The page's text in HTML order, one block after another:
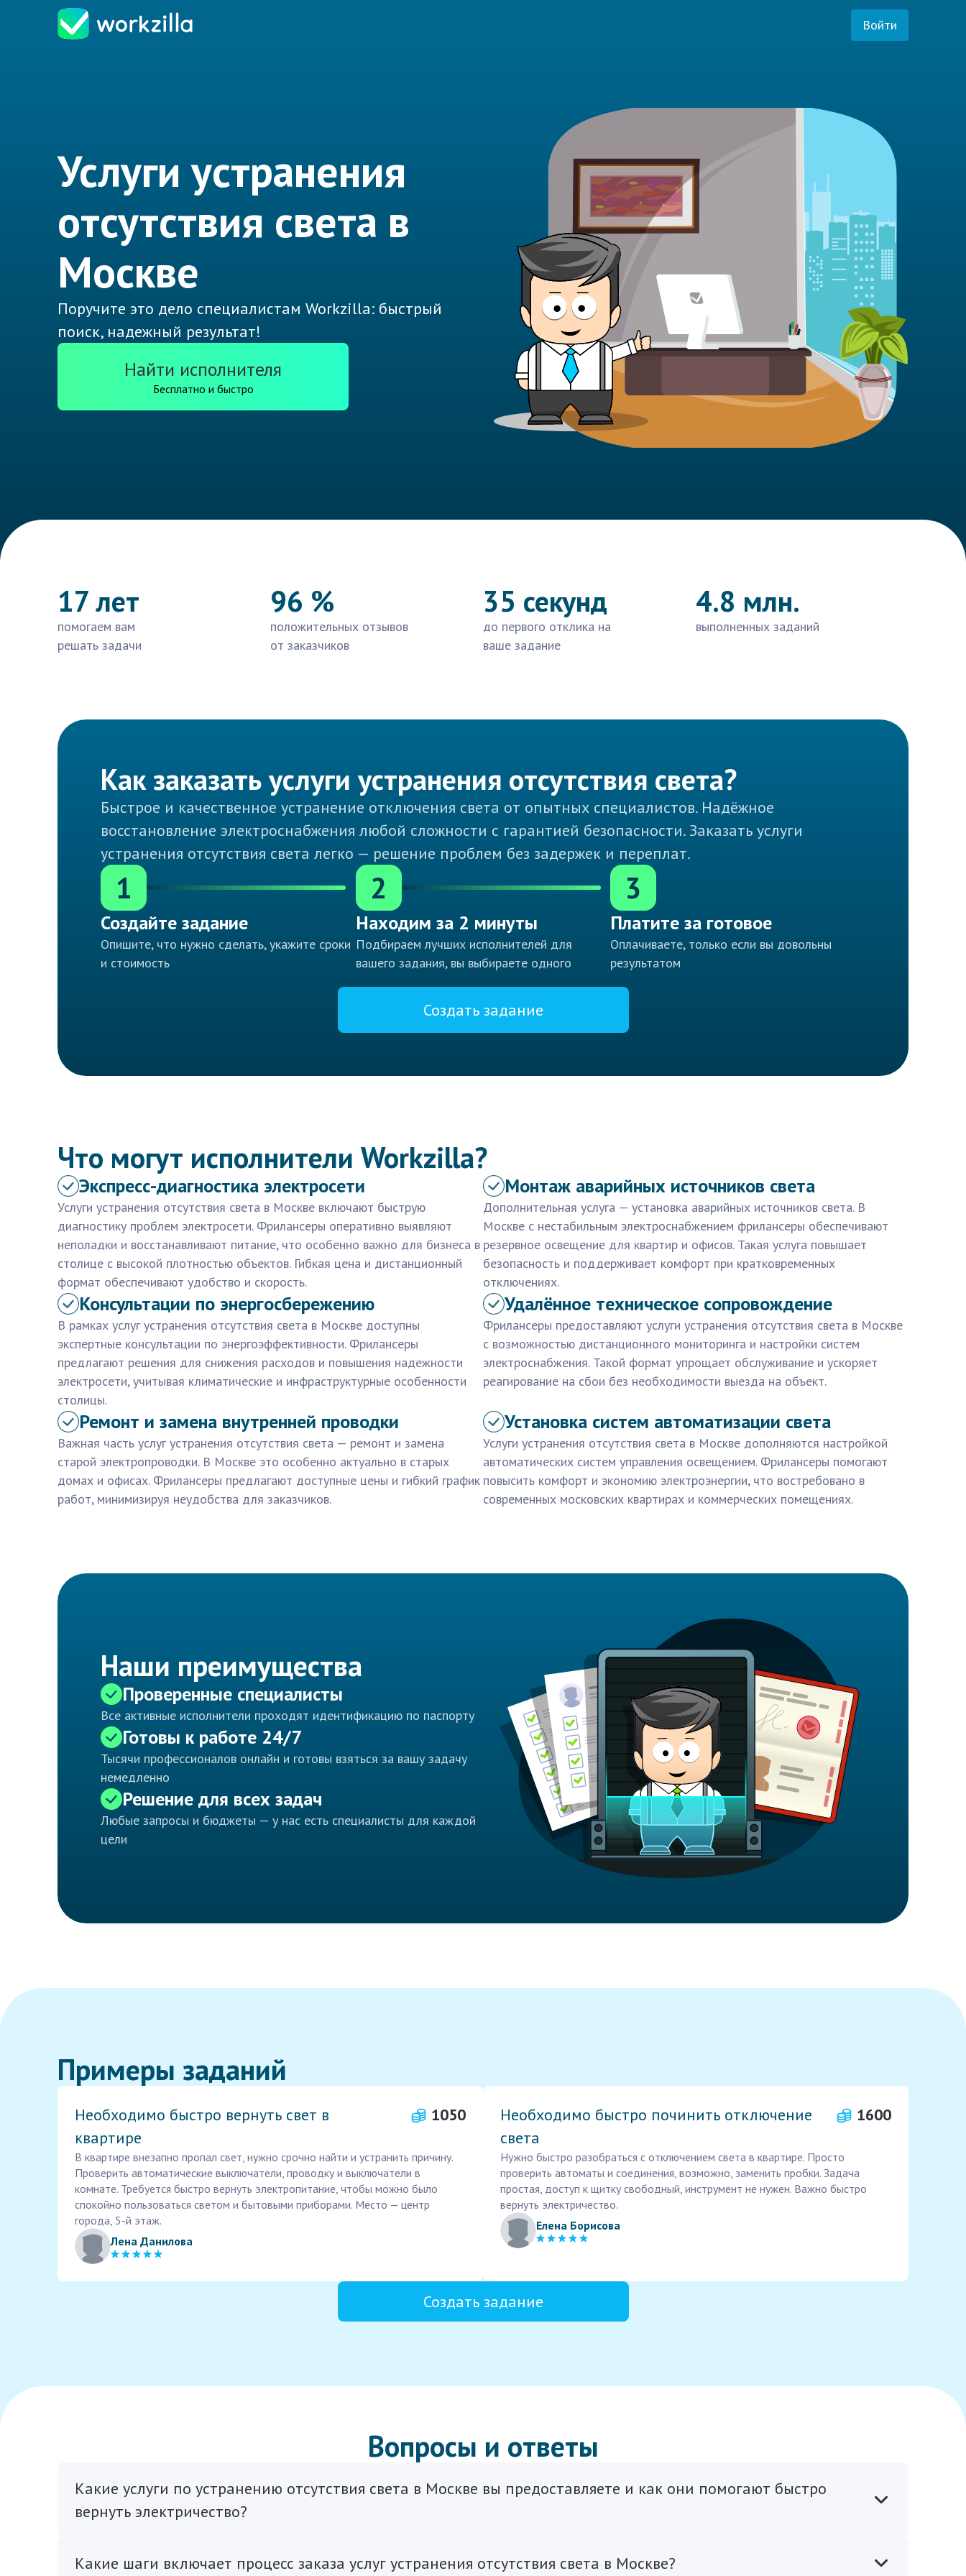
Войти
Услуги устранения
отсутствия света в
Москве
Поручите это дело специалистам Workzilla: быстрый
поиск, надежный результат!
Найти исполнителя
Бесплатно и быстро
17 лет
помогаем вам
решать задачи
96 %
положительных отзывов
от заказчиков
35 секунд
до первого отклика на
ваше задание
4.8 млн.
выполненных заданий
Как заказать услуги устранения отсутствия света?
Быстрое и качественное устранение отключения света от опытных специалистов. Надёжное
восстановление электроснабжения любой сложности с гарантией безопасности. Заказать услуги
устранения отсутствия света легко — решение проблем без задержек и переплат.
1
Создайте задание
Опишите, что нужно сделать, укажите сроки
и стоимость
2
Находим за 2 минуты
Подбираем лучших исполнителей для
вашего задания, вы выбираете одного
3
Платите за готовое
Оплачиваете, только если вы довольны
результатом
Создать задание
Что могут исполнители Workzilla?
Экспресс-диагностика электросети
Услуги устранения отсутствия света в Москве включают быструю
диагностику проблем электросети. Фрилансеры оперативно выявляют
неполадки и восстанавливают питание, что особенно важно для бизнеса в
столице с высокой плотностью объектов. Гибкая цена и дистанционный
формат обеспечивают удобство и скорость.
Монтаж аварийных источников света
Дополнительная услуга — установка аварийных источников света. В
Москве с нестабильным электроснабжением фрилансеры обеспечивают
резервное освещение для квартир и офисов. Такая услуга повышает
безопасность и поддерживает комфорт при кратковременных
отключениях.
Консультации по энергосбережению
В рамках услуг устранения отсутствия света в Москве доступны
экспертные консультации по энергоэффективности. Фрилансеры
предлагают решения для снижения расходов и повышения надежности
электросети, учитывая климатические и инфраструктурные особенности
столицы.
Удалённое техническое сопровождение
Фрилансеры предоставляют услуги устранения отсутствия света в Москве
с возможностью дистанционного мониторинга и настройки систем
электроснабжения. Такой формат упрощает обслуживание и ускоряет
реагирование на сбои без необходимости выезда на объект.
Ремонт и замена внутренней проводки
Важная часть услуг устранения отсутствия света — ремонт и замена
старой электропроводки. В Москве это особенно актуально в старых
домах и офисах. Фрилансеры предлагают доступные цены и гибкий график
работ, минимизируя неудобства для заказчиков.
Установка систем автоматизации света
Услуги устранения отсутствия света в Москве дополняются настройкой
автоматических систем управления освещением. Фрилансеры помогают
повысить комфорт и экономию электроэнергии, что востребовано в
современных московских квартирах и коммерческих помещениях.
Наши преимущества
Проверенные специалисты
Все активные исполнители проходят идентификацию по паспорту
Готовы к работе 24/7
Тысячи профессионалов онлайн и готовы взяться за вашу задачу
немедленно
Решение для всех задач
Любые запросы и бюджеты — у нас есть специалисты для каждой
цели
Примеры заданий
Необходимо быстро вернуть свет в
квартире
1050
В квартире внезапно пропал свет, нужно срочно найти и устранить причину.
Проверить автоматические выключатели, проводку и выключатели в
комнате. Требуется быстро вернуть электропитание, чтобы можно было
спокойно пользоваться светом и бытовыми приборами. Место — центр
города, 5-й этаж.
Лена Данилова
Необходимо быстро починить отключение
света
1600
Нужно быстро разобраться с отключением света в квартире. Просто
проверить автоматы и соединения, возможно, заменить пробки. Задача
простая, доступ к щитку свободный, инструмент не нужен. Важно быстро
вернуть электричество.
Елена Борисова
Создать задание
Вопросы и ответы
Какие услуги по устранению отсутствия света в Москве вы предоставляете и как они помогают быстро
вернуть электричество?
Какие шаги включает процесс заказа услуг устранения отсутствия света в Москве?